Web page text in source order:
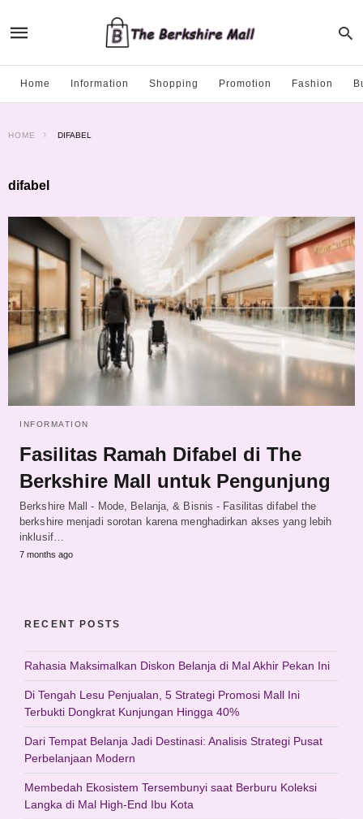
Home Information Shopping Promotion Fashion
HOME DIFABEL
difabel
INFORMATION
Fasilitas Ramah Difabel di The
Berkshire Mall untuk Pengunjung
Berkshire Mall - Mode, Belanja, & Bisnis - Fasilitas difabel the
berkshire menjadi sorotan karena menghadirkan akses yang lebih
inklusif…
7 months ago
RECENT POSTS
Rahasia Maksimalkan Diskon Belanja di Mal Akhir Pekan Ini
Di Tengah Lesu Penjualan, 5 Strategi Promosi Mall Ini
Terbukti Dongkrat Kunjungan Hingga 40%
Dari Tempat Belanja Jadi Destinasi: Analisis Strategi Pusat
Perbelanjaan Modern
Membedah Ekosistem Tersembunyi saat Berburu Koleksi
Langka di Mal High-End Ibu Kota